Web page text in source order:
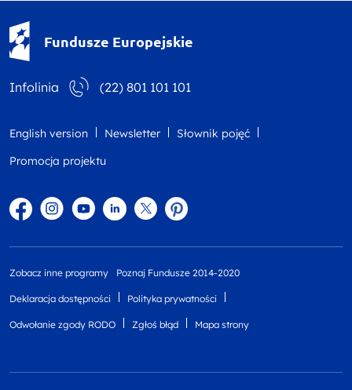
Fundusze Europejskie
Infolinia (22) 801 101 101
English version Newsletter
Słownik pojęć
Promocja projektu
FacebookInstagram
YouTubeLinkedintwitterPinterest
Zobacz inne programy Poznaj Fundusze 2014-2020
Deklaracja dostępności Polityka prywatności
Odwołanie zgody RODO Zgłoś błąd Mapa strony